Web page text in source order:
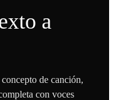
a
de canción,
con voces